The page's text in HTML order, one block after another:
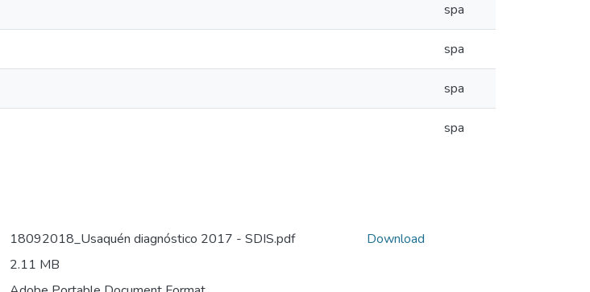
spa
spa
spa
spa
18092018_Usaquén diagnóstico 2017 - SDIS.pdf
2.11 MB
Download